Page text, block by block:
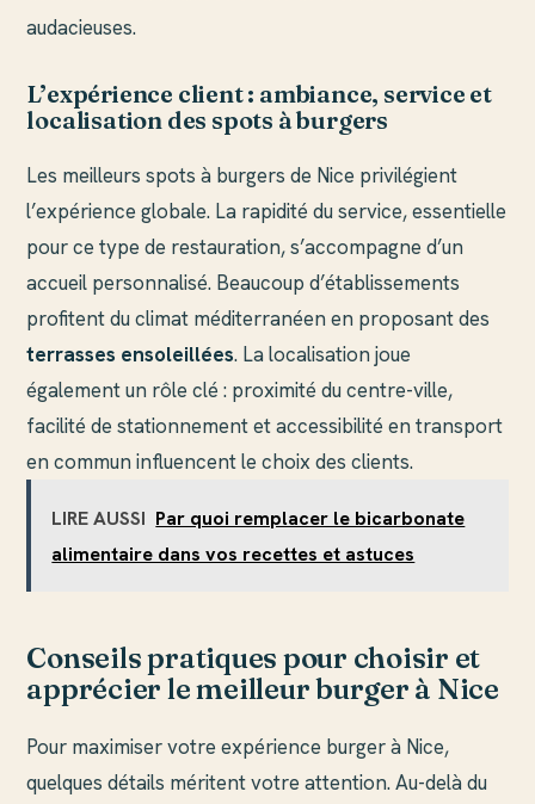
audacieuses.
L’expérience client : ambiance, service et
localisation des spots à burgers
Les meilleurs spots à burgers de Nice privilégient
l’expérience globale. La rapidité du service, essentielle
pour ce type de restauration, s’accompagne d’un
accueil personnalisé. Beaucoup d’établissements
profitent du climat méditerranéen en proposant des
terrasses ensoleillées. La localisation joue
également un rôle clé : proximité du centre-ville,
facilité de stationnement et accessibilité en transport
en commun influencent le choix des clients.
LIRE AUSSI Par quoi remplacer le bicarbonate
alimentaire dans vos recettes et astuces
Conseils pratiques pour choisir et
apprécier le meilleur burger à Nice
Pour maximiser votre expérience burger à Nice,
quelques détails méritent votre attention. Au-delà du